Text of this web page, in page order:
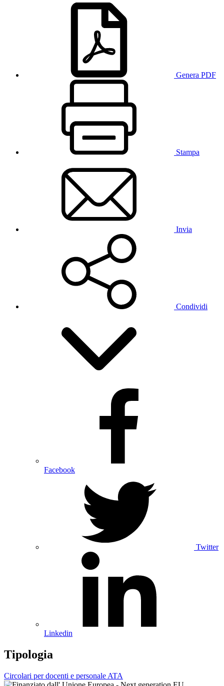
Genera PDF
Stampa
Invia
Condividi
Facebook
Twitter
Linkedin
Tipologia
Circolari per docenti e personale ATA